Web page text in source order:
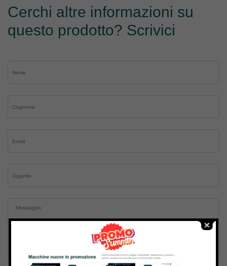
Cerchi altre informazioni su
questo prodotto? Scrivici